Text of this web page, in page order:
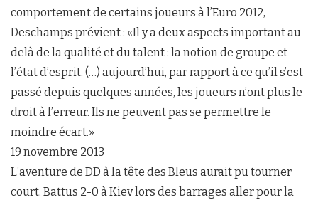
comportement de certains joueurs à l’Euro 2012,
Deschamps prévient : «Il y a deux aspects important au-
delà de la qualité et du talent : la notion de groupe et
l’état d’esprit. (…) aujourd’hui, par rapport à ce qu’il s’est
passé depuis quelques années, les joueurs n’ont plus le
droit à l’erreur. Ils ne peuvent pas se permettre le
moindre écart.»
19 novembre 2013
L’aventure de DD à la tête des Bleus aurait pu tourner
court. Battus 2-0 à Kiev lors des barrages aller pour la